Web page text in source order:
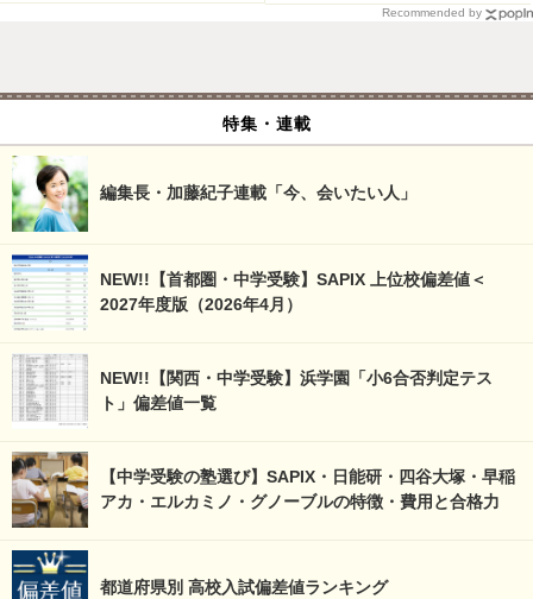
Recommended by
特集・連載
編集長・加藤紀子連載「今、会いたい人」
NEW!!【首都圏・中学受験】SAPIX 上位校偏差値＜
2027年度版（2026年4月）
NEW!!【関西・中学受験】浜学園「小6合否判定テス
ト」偏差値一覧
【中学受験の塾選び】SAPIX・日能研・四谷大塚・早稲
アカ・エルカミノ・グノーブルの特徴・費用と合格力
都道府県別 高校入試偏差値ランキング